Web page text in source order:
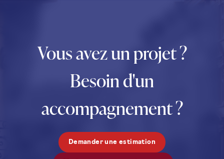
Vous avez un projet ?
Besoin d'un
accompagnement ?
Demander une estimation